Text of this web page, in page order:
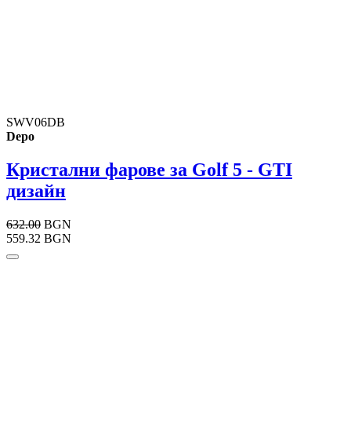
SWV06DB
Depo
Кристални фарове за Golf 5 - GTI
дизайн
632.00 BGN
559.32 BGN